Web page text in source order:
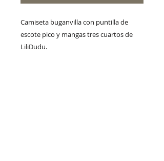
Camiseta buganvilla con puntilla de
escote pico y mangas tres cuartos de
LiliDudu.